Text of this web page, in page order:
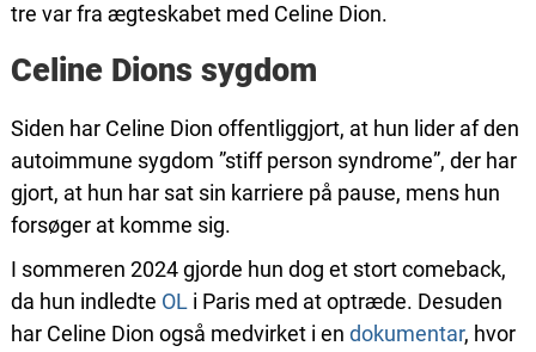
tre var fra ægteskabet med Celine Dion.
Celine Dions sygdom
Siden har Celine Dion offentliggjort, at hun lider af den
autoimmune sygdom ”stiff person syndrome”, der har
gjort, at hun har sat sin karriere på pause, mens hun
forsøger at komme sig.
I sommeren 2024 gjorde hun dog et stort comeback,
da hun indledte OL i Paris med at optræde. Desuden
har Celine Dion også medvirket i en dokumentar, hvor